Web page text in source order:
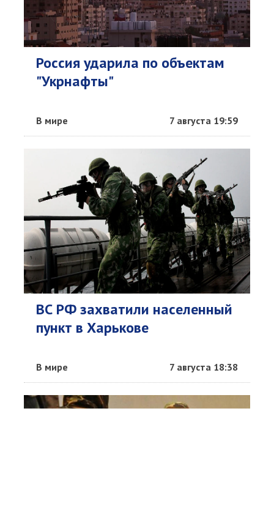
Россия ударила по объектам
"Укрнафты"
В мире 7 августа 19:59
ВС РФ захватили населенный
пункт в Харькове
В мире 7 августа 18:38